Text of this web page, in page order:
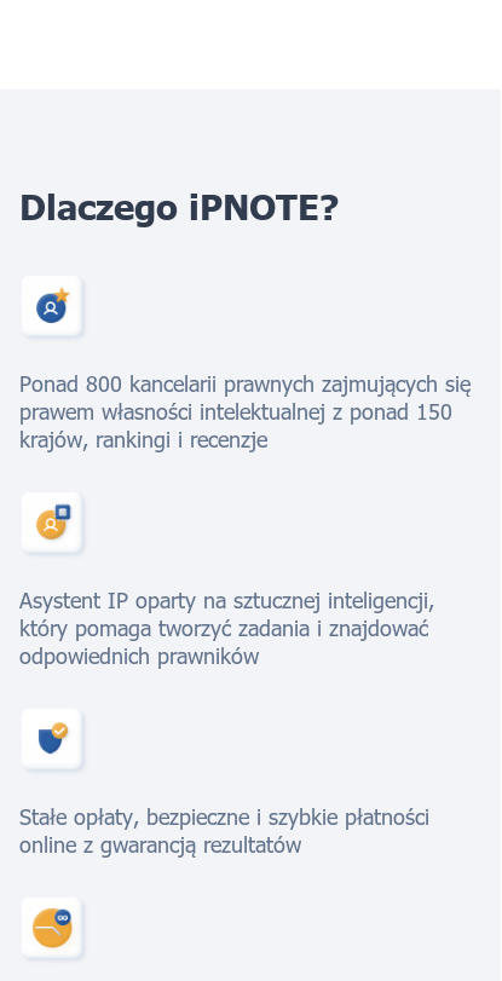
Dlaczego iPNOTE?
Ponad 800 kancelarii prawnych zajmujących się
prawem własności intelektualnej z ponad 150
krajów, rankingi i recenzje
Asystent IP oparty na sztucznej inteligencji,
który pomaga tworzyć zadania i znajdować
odpowiednich prawników
Stałe opłaty, bezpieczne i szybkie płatności
online z gwarancją rezultatów